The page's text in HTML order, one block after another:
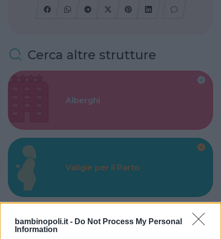
bambinopoli.it - Do Not Process My Personal
Information
Cerca altre strutture
Alberghi
Valigie per il Parto